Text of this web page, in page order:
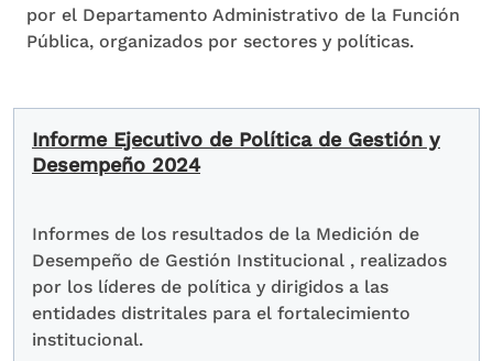
por el Departamento Administrativo de la Función
Pública, organizados por sectores y políticas.
Informe Ejecutivo de Política de Gestión y
Desempeño 2024
Informes de los resultados de la Medición de
Desempeño de Gestión Institucional , realizados
por los líderes de política y dirigidos a las
entidades distritales para el fortalecimiento
institucional.